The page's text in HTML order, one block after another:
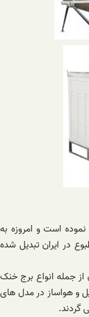
فعالیت خود را از سال 1369 آغاز نموده است و امروزه به
در ایران تبدیل شده
از جمله انواع برج خنک
و هواساز در مدل های
گردند.